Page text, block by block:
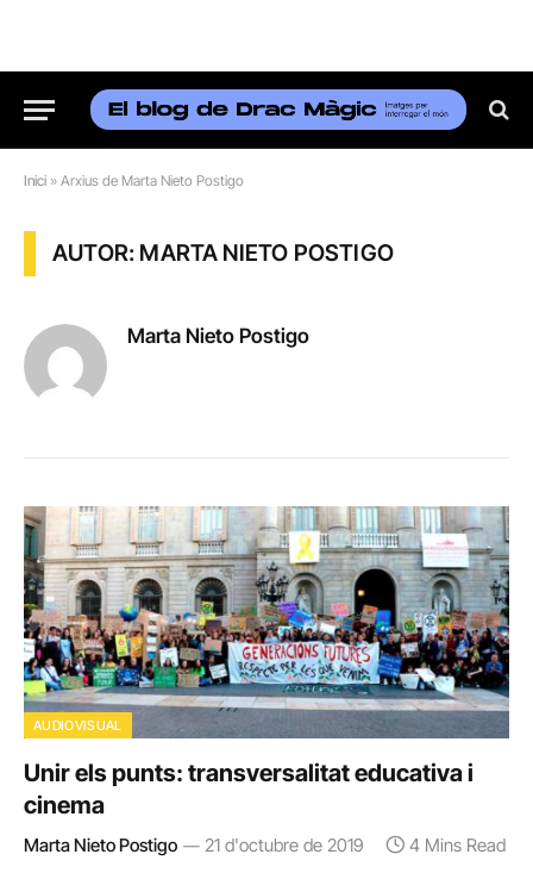
Inici » Arxius de Marta Nieto Postigo
AUTOR: MARTA NIETO POSTIGO
Marta Nieto Postigo
AUDIOVISUAL
Unir els punts: transversalitat educativa i
cinema
Marta Nieto Postigo 21 d'octubre de 2019 4 Mins Read